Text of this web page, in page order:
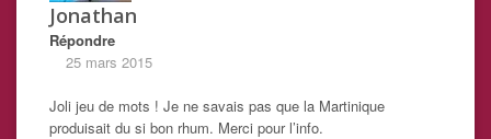
Jonathan
Répondre
25 mars 2015
Joli jeu de mots ! Je ne savais pas que la Martinique
produisait du si bon rhum. Merci pour l’info.